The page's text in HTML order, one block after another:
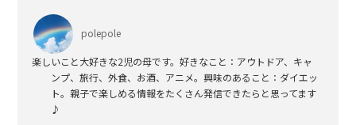
polepole
楽しいこと大好きな2児の母です。好きなこと：アウトドア、キャ
ンプ、旅行、外食、お酒、アニメ。興味のあること：ダイエッ
ト。親子で楽しめる情報をたくさん発信できたらと思ってます
♪